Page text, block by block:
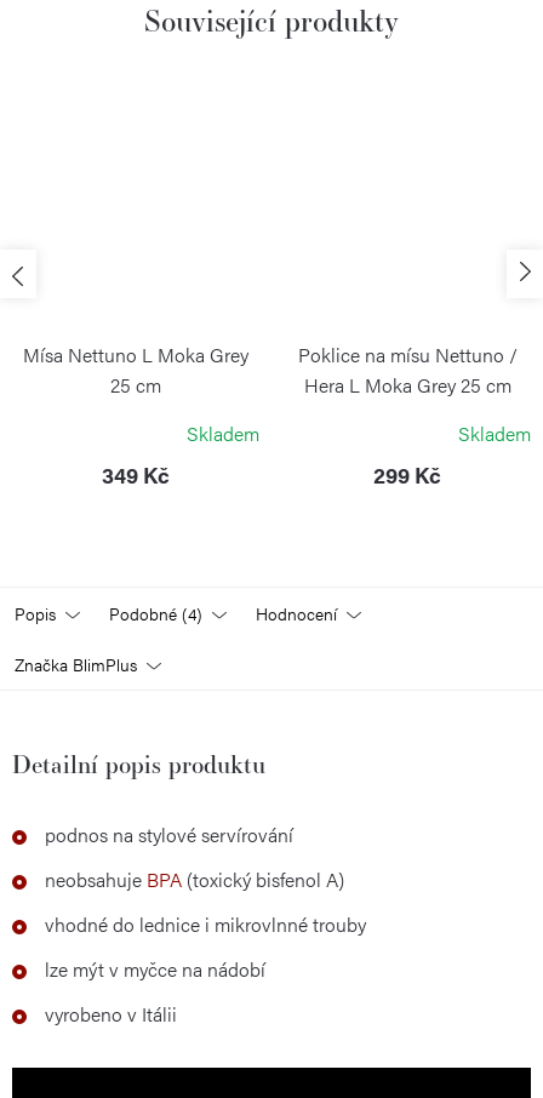
Související produkty
Mísa Nettuno L Moka Grey
25 cm
Skladem
349 Kč
Poklice na mísu Nettuno /
Hera L Moka Grey 25 cm
Skladem
299 Kč
Popis Podobné (4) Hodnocení
Značka BlimPlus
Detailní popis produktu
podnos na stylové servírování
neobsahuje BPA (toxický bisfenol A)
vhodné do lednice i mikrovlnné trouby
lze mýt v myčce na nádobí
vyrobeno v Itálii